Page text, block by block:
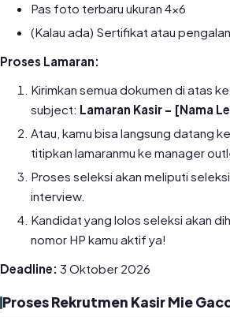
Pas foto terbaru ukuran 4×6
(Kalau ada) Sertifikat atau
Proses Lamaran:
Kirimkan semua dokumen di atas
subject: Lamaran Kasir – [Nama
Atau, kamu bisa langsung datang
titipkan lamaranmu ke manager
Proses seleksi akan meliputi
interview.
Kandidat yang lolos seleksi akan
nomor HP kamu aktif ya!
Deadline: 3 Oktober 2026
Proses Rekrutmen Kasir Mie